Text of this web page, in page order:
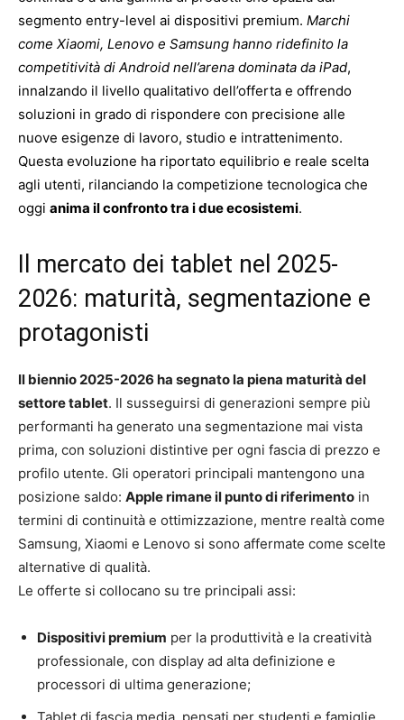
segmento entry-level ai dispositivi premium. Marchi
come Xiaomi, Lenovo e Samsung hanno ridefinito la
competitività di Android nell’arena dominata da iPad,
innalzando il livello qualitativo dell’offerta e offrendo
soluzioni in grado di rispondere con precisione alle
nuove esigenze di lavoro, studio e intrattenimento.
Questa evoluzione ha riportato equilibrio e reale scelta
agli utenti, rilanciando la competizione tecnologica che
oggi anima il confronto tra i due ecosistemi.
Il mercato dei tablet nel 2025-
2026: maturità, segmentazione e
protagonisti
Il biennio 2025-2026 ha segnato la piena maturità del
settore tablet. Il susseguirsi di generazioni sempre più
performanti ha generato una segmentazione mai vista
prima, con soluzioni distintive per ogni fascia di prezzo e
profilo utente. Gli operatori principali mantengono una
posizione saldo: Apple rimane il punto di riferimento in
termini di continuità e ottimizzazione, mentre realtà come
Samsung, Xiaomi e Lenovo si sono affermate come scelte
alternative di qualità.
Le offerte si collocano su tre principali assi:
Dispositivi premium per la produttività e la creatività
professionale, con display ad alta definizione e
processori di ultima generazione;